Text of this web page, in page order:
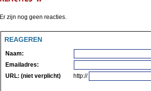
Er zijn nog geen reacties.
REAGEREN
Naam:
Emailadres:
URL: (niet verplicht)
http://